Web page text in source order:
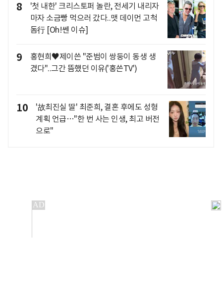
8
'첫 내한' 크리스토퍼 놀란, 전세기 내리자
마자 소금빵 먹으러 갔다..맷 데이먼 고척
돔行 [Oh!쎈 이슈]
9
홍현희♥제이쓴 "준범이 쌍둥이 동생 생
겼다"..그간 뜸했던 이유('홍쓴TV')
10
'故최진실 딸' 최준희, 결혼 후에도 성형
계획 언급…"한 번 사는 인생, 최고 버전
으로"